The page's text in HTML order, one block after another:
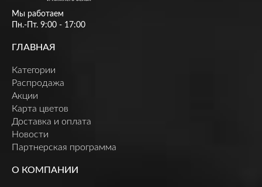
Мы работаем
Пн.-Пт. 9:00 - 17:00
ГЛАВНАЯ
Категории
Распродажа
Акции
Карта цветов
Доставка и оплата
Новости
Партнерская программа
О КОМПАНИИ